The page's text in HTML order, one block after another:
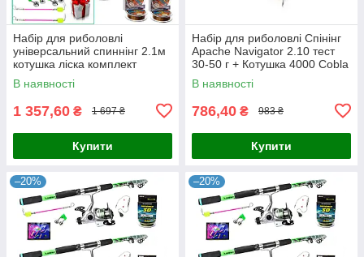
Набір для риболовлі
універсальний спиннінг 2.1м
котушка ліска комплект
готовий
В наявності
1 357,60 ₴ 1 697 ₴
Купити
Набір для риболовлі Спінінг
Apache Navigator 2.10 тест
30-50 г + Котушка 4000 Cobla
з ліскою + оснастка
В наявності
786,40 ₴ 983 ₴
Купити
–20% –20%